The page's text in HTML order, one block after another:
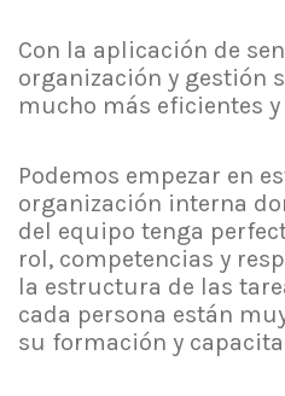
Con la aplicación de
organización y gestión
mucho más eficientes
Podemos empezar en
organización interna
del equipo tenga
rol, competencias y
la estructura de las
cada persona están
su formación y